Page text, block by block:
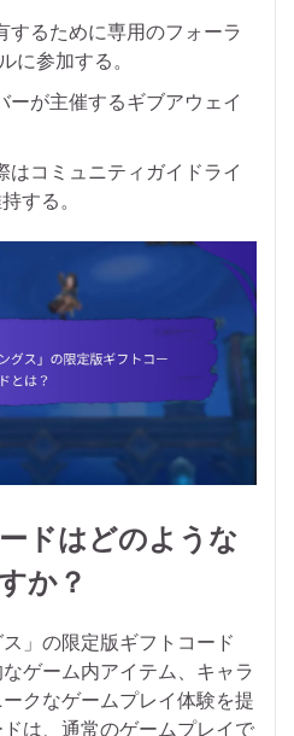
するために専用のフォーラ
参加する。
ーが主催するギブアウェイ
はコミュニティガイドライ
する。
ドはどのような
か？
」の限定版ギフトコード
ゲーム内アイテム、キャラ
クなゲームプレイ体験を提
は、通常のゲームプレイで